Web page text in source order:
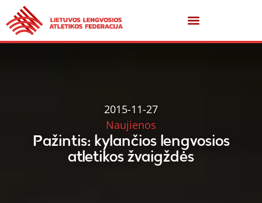
2015-11-27
Naujienos
Pažintis: kylančios lengvosios
atletikos žvaigždės